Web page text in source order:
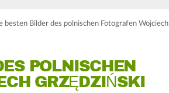
besten Bilder des polnischen Fotografen Wojciech
POLNISCHEN
GRZĘDZIŃSKI